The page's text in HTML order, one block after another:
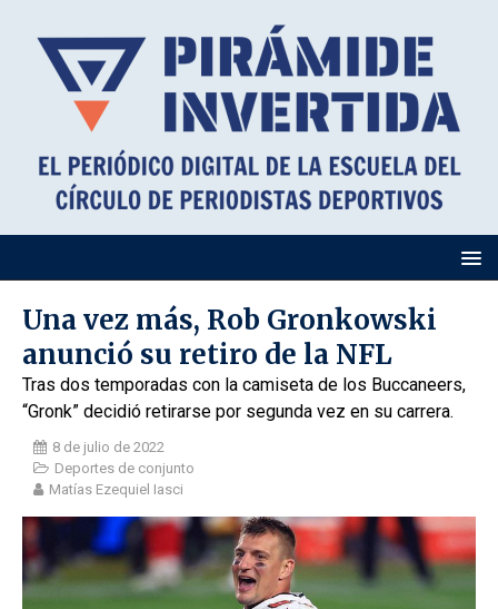
Una vez más, Rob Gronkowski
anunció su retiro de la NFL
Tras dos temporadas con la camiseta de los Buccaneers,
“Gronk” decidió retirarse por segunda vez en su carrera.
8 de julio de 2022
Deportes de conjunto
Matías Ezequiel Iasci